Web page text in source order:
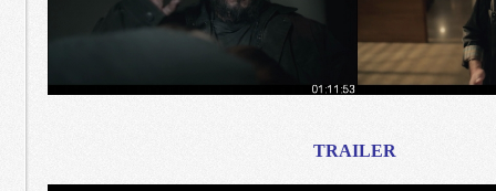
TRAILER